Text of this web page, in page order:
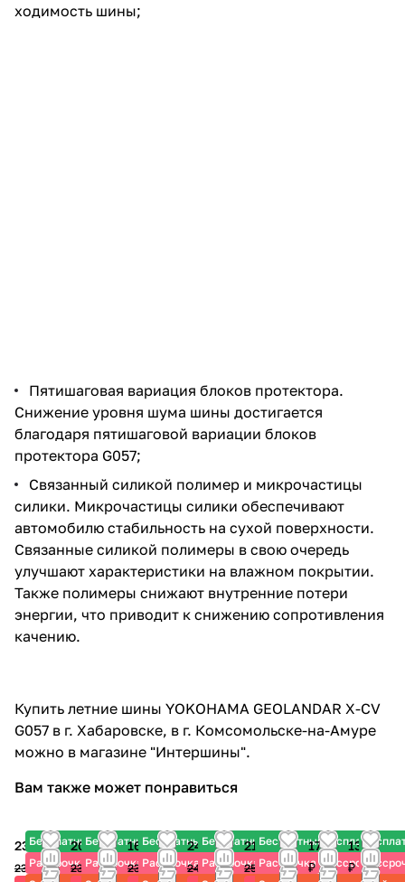
ходимость шины;
Пятишаговая вариация блоков протектора.
Снижение уровня шума шины достигается
благодаря пятишаговой вариации блоков
протектора G057;
Связанный силикой полимер и микрочастицы
силики. Микрочастицы силики обеспечивают
автомобилю стабильность на сухой поверхности.
Связанные силикой полимеры в свою очередь
улучшают характеристики на влажном покрытии.
Также полимеры снижают внутренние потери
энергии, что приводит к снижению сопротивления
качению.
Купить летние шины YOKOHAMA GEOLANDAR X-CV
G057 в г. Хабаровске, в г. Комсомольске-на-Амуре
можно в магазине "Интершины".
Вам также может понравиться
Бесплатный шиномонтаж
Рассрочка
23 120 ₽
23 835 ₽
Бесплатный шиномонтаж
Рассрочка
20 870 ₽
23 190 ₽
Бесплатный шиномонтаж
Рассрочка
16 770 ₽
23 960 ₽
Бесплатный шиномонтаж
Рассрочка
24 095 ₽
24 840 ₽
Бесплатный шиномонтаж
Рассрочка
21 310 ₽
25 070 ₽
Бесплатный
Рассрочка
17 930
₽
13 950
₽